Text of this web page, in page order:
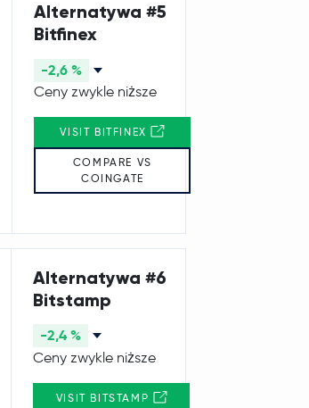
Alternatywa #5
Bitfinex
-2,6 %
Ceny zwykle niższe
VISIT BITFINEX
COMPARE VS
COINGATE
Alternatywa #6
Bitstamp
-2,4 %
Ceny zwykle niższe
VISIT BITSTAMP